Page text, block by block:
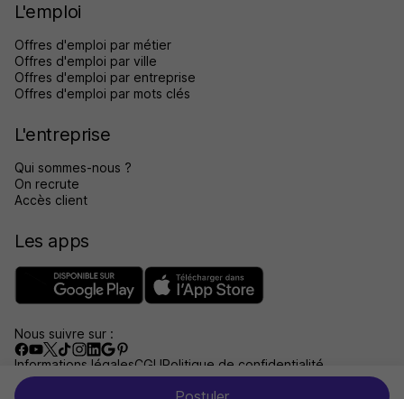
L'emploi
Offres d'emploi par métier
Offres d'emploi par ville
Offres d'emploi par entreprise
Offres d'emploi par mots clés
L'entreprise
Qui sommes-nous ?
On recrute
Accès client
Les apps
Nous suivre sur :
Informations légalesCGUPolitique de confidentialité
Gérer les traceursAccessibilité : non conforme